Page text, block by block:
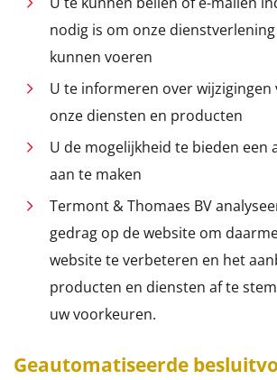
nodig is om onze
kunnen voeren
U te informeren over wijzigingen
onze diensten en producten
U de mogelijkheid te bieden een
aan te maken
Termont & Thomaes BV
gedrag op de website om
website te verbeteren en het
producten en diensten af te
uw voorkeuren.
Geautomatiseerde